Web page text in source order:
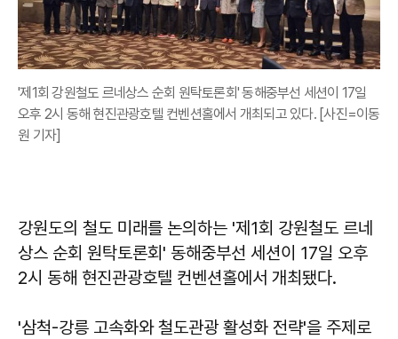
'제1회 강원철도 르네상스 순회 원탁토론회' 동해중부선 세션이 17일
오후 2시 동해 현진관광호텔 컨벤션홀에서 개최되고 있다. [사진=이동
원 기자]
강원도의 철도 미래를 논의하는 '제1회 강원철도 르네
상스 순회 원탁토론회' 동해중부선 세션이 17일 오후
2시 동해 현진관광호텔 컨벤션홀에서 개최됐다.
'삼척-강릉 고속화와 철도관광 활성화 전략'을 주제로